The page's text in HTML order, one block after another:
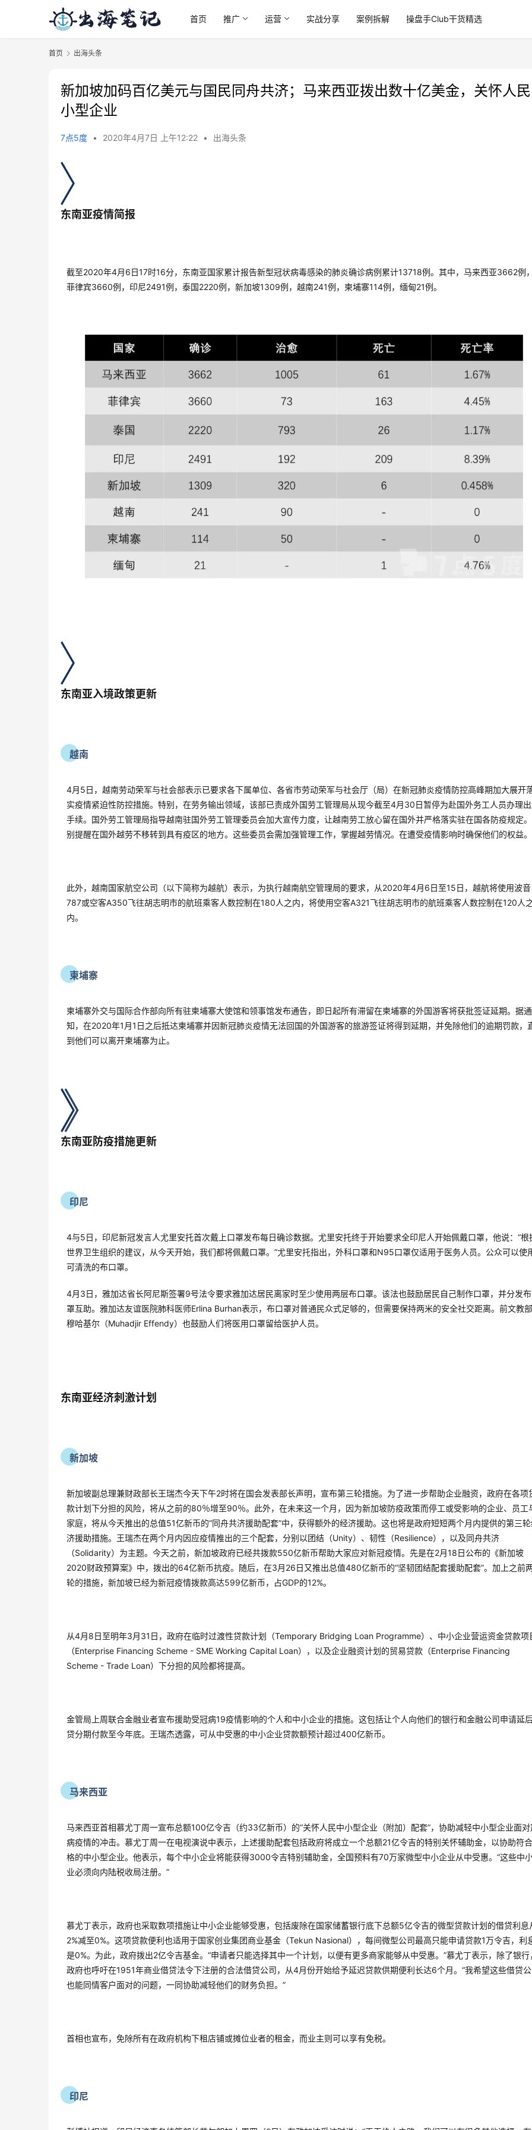
首页 推广 运营 实战分享 案例拆解 操盘手Club干货精选
首页 出海头条
新加坡加码百亿美元与国民同舟共济；马来西亚拨出数十亿美金，关怀人
小型企业
7点5度 • 2020年4月7日 上午12:22 • 出海头条
东南亚疫情简报
截至2020年4月6日17时16分，东南亚国家累计报告新型冠状病毒感染的肺炎确诊病例累计13718例。其中，马来西亚3662例，
菲律宾3660例，印尼2491例，泰国2220例，新加坡1309例，越南241例，柬埔寨114例，缅甸21例。
东南亚入境政策更新
越南
4月5日，越南劳动荣军与社会部表示已要求各下属单位、各省市劳动荣军与社会厅（局）在新冠肺炎疫情防控高峰期加大展开
实疫情紧迫性防控措施。特别，在劳务输出领域，该部已责成外国劳工管理局从现今截至4月30日暂停为赴国外务工人员办理
手续。国外劳工管理局指导越南驻国外劳工管理委员会加大宣传力度，让越南劳工放心留在国外并严格落实驻在国各防疫规定
别提醒在国外越劳不移转到具有疫区的地方。这些委员会需加强管理工作，掌握越劳情况。在遭受疫情影响时确保他们的权益。
此外，越南国家航空公司（以下简称为越航）表示，为执行越南航空管理局的要求，从2020年4月6日至15日，越航将使用波音
787或空客A350飞往胡志明市的航班乘客人数控制在180人之内，将使用空客A321飞往胡志明市的航班乘客人数控制在120人之
内。
柬埔寨
柬埔寨外交与国际合作部向所有驻柬埔寨大使馆和领事馆发布通告，即日起所有滞留在柬埔寨的外国游客将获批签证延期。据通
知，在2020年1月1日之后抵达柬埔寨并因新冠肺炎疫情无法回国的外国游客的旅游签证将得到延期，并免除他们的逾期罚款，
到他们可以离开柬埔寨为止。
东南亚防疫措施更新
印尼
4与5日，印尼新冠发言人尤里安托首次戴上口罩发布每日确诊数据。尤里安托终于开始要求全印尼人开始佩戴口罩，他说：“根
世界卫生组织的建议，从今天开始，我们都将佩戴口罩。”尤里安托指出，外科口罩和N95口罩仅适用于医务人员。公众可以使
可清洗的布口罩。
4月3日，雅加达省长阿尼斯签署9号法令要求雅加达居民离家时至少使用两层布口罩。该法也鼓励居民自己制作口罩，并分发
罩互助。雅加达友谊医院肺科医师Erlina Burhan表示，布口罩对普通民众式足够的，但需要保持两米的安全社交距离。前文教
穆哈基尔（Muhadjir Effendy）也鼓励人们将医用口罩留给医护人员。
东南亚经济刺激计划
新加坡
新加坡副总理兼财政部长王瑞杰今天下午2时将在国会发表部长声明，宣布第三轮措施。为了进一步帮助企业融资，政府在各项
款计划下分担的风险，将从之前的80％增至90％。此外，在未来这一个月，因为新加坡防疫政策而停工或受影响的企业、员工
家庭，将从今天推出的总值51亿新币的“同舟共济援助配套”中，获得额外的经济援助。这也将是政府短短两个月内提供的第三
济援助措施。王瑞杰在两个月内因应疫情推出的三个配套，分别以团结（Unity）、韧性（Resilience），以及同舟共济
（Solidarity）为主题。今天之前，新加坡政府已经共拨款550亿新币帮助大家应对新冠疫情。先是在2月18日公布的《新加坡
2020财政预算案》中，拨出的64亿新币抗疫。随后，在3月26日又推出总值480亿新币的“坚韧团结配套援助配套”。加上之前
轮的措施，新加坡已经为新冠疫情拨款高达599亿新币，占GDP的12%。
从4月8日至明年3月31日，政府在临时过渡性贷款计划（Temporary Bridging Loan Programme）、中小企业营运资金贷款项
（Enterprise Financing Scheme - SME Working Capital Loan），以及企业融资计划的贸易贷款（Enterprise Financing
Scheme - Trade Loan）下分担的风险都将提高。
金管局上周联合金融业者宣布援助受冠病19疫情影响的个人和中小企业的措施。这包括让个人向他们的银行和金融公司申请延
贷分期付款至今年底。王瑞杰透露，可从中受惠的中小企业贷款额预计超过400亿新币。
马来西亚
马来西亚首相慕尤丁周一宣布总额100亿令吉（约33亿新币）的“关怀人民中小型企业（附加）配套”，协助减轻中小型企业面对
病疫情的冲击。慕尤丁周一在电视演说中表示，上述援助配套包括政府将成立一个总额21亿令吉的特别关怀辅助金，以协助符
格的中小型企业。他表示，每个中小企业将能获得3000令吉特别辅助金，全国预料有70万家微型中小企业从中受惠。“这些中
业必须向内陆税收局注册。”
慕尤丁表示，政府也采取数项措施让中小企业能够受惠，包括废除在国家储蓄银行底下总额5亿令吉的微型贷款计划的借贷利息
2%减至0%。这项贷款便利也适用于国家创业集团商业基金（Tekun Nasional），每间微型公司最高只能申请贷款1万令吉，利
是0%。为此，政府拨出2亿令吉基金。“申请者只能选择其中一个计划，以便有更多商家能够从中受惠。”慕尤丁表示，除了银行
政府也呼吁在1951年商业借贷法令下注册的合法借贷公司，从4月份开始给予延迟贷款供期便利长达6个月。“我希望这些借贷
也能同情客户面对的问题，一同协助减轻他们的财务负担。”
首相也宣布，免除所有在政府机构下租店铺或摊位业者的租金，而业主则可以享有免税。
印尼